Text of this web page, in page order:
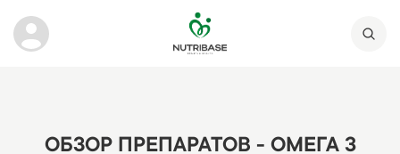
ОБЗОР ПРЕПАРАТОВ - ОМЕГА 3